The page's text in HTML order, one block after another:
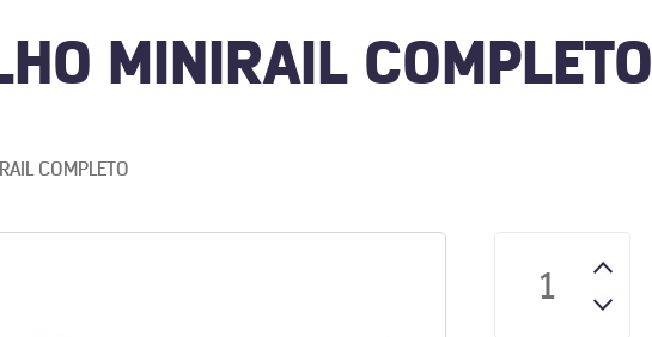
MINIRAIL COMPLETO
COMPLETO